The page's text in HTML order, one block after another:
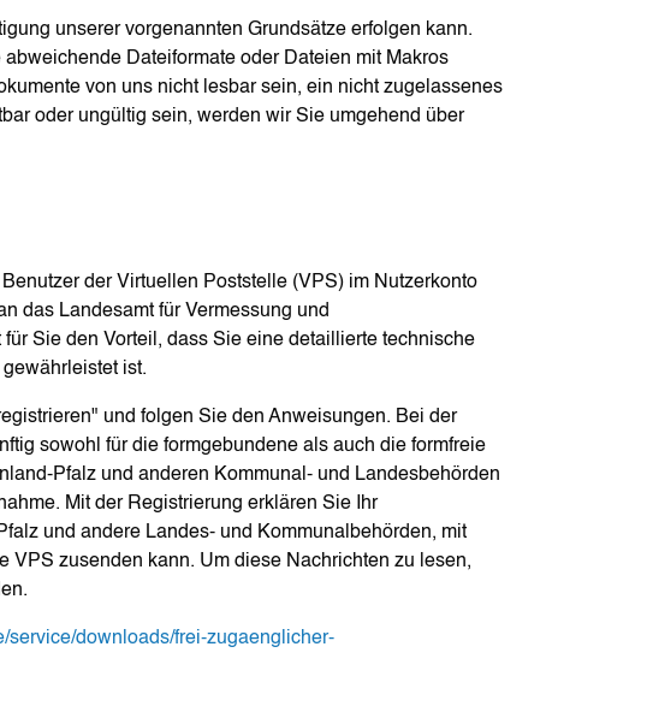
unserer vorgenannten Grundsätze erfolgen kann.
Dateiformate oder Dateien mit Makros
von uns nicht lesbar sein, ein nicht zugelassenes
oder ungültig sein, werden wir Sie umgehend über
der Virtuellen Poststelle (VPS) im Nutzerkonto
das Landesamt für Vermessung und
Sie den Vorteil, dass Sie eine detaillierte technische
ist.
und folgen Sie den Anweisungen. Bei der
sowohl für die formgebundene als auch die formfreie
Pfalz und anderen Kommunal- und Landesbehörden
Mit der Registrierung erklären Sie Ihr
und andere Landes- und Kommunalbehörden, mit
VPS zusenden kann. Um diese Nachrichten zu lesen,
service/downloads/frei-zugaenglicher-